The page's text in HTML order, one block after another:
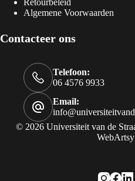
Retourbeleid
Algemene Voorwaarden
Contacteer ons
Telefoon:
06 4576 9933
Email:
© 2026 Universiteit van de
WebArtsy